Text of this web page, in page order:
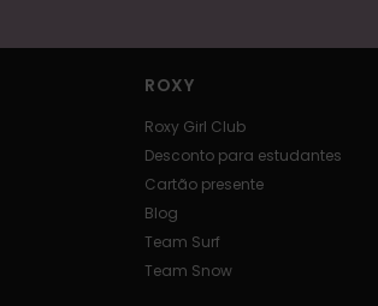
ROXY
Roxy Girl Club
Desconto para estudantes
Cartão presente
Blog
Team Surf
Team Snow